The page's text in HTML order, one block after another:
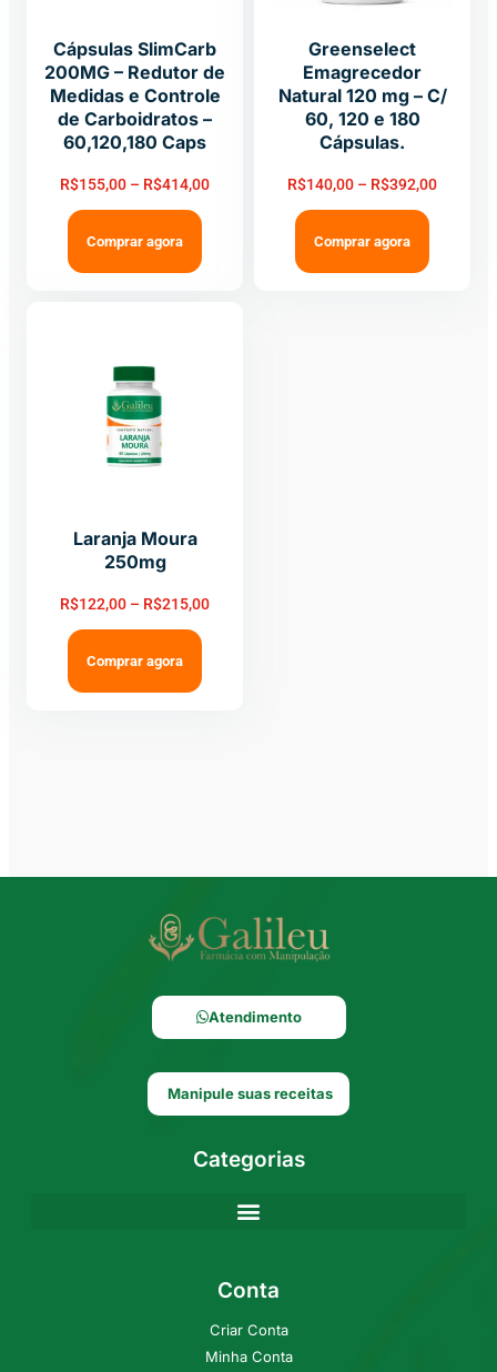
Cápsulas SlimCarb
200MG – Redutor de
Medidas e Controle
de Carboidratos –
60,120,180 Caps
R$155,00 – R$414,00
Comprar agora
Greenselect
Emagrecedor
Natural 120 mg – C/
60, 120 e 180
Cápsulas.
R$140,00 – R$392,00
Comprar agora
Laranja Moura
250mg
R$122,00 – R$215,00
Comprar agora
Atendimento
Manipule suas receitas
Categorias
Conta
Criar Conta
Minha Conta